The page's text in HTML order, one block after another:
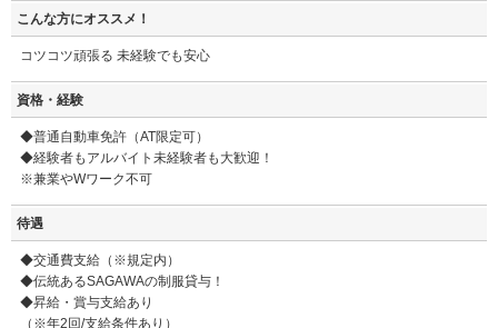
こんな方にオススメ！
コツコツ頑張る 未経験でも安心
資格・経験
◆普通自動車免許（AT限定可）
◆経験者もアルバイト未経験者も大歓迎！
※兼業やWワーク不可
待遇
◆交通費支給（※規定内）
◆伝統あるSAGAWAの制服貸与！
◆昇給・賞与支給あり
（※年2回/支給条件あり）